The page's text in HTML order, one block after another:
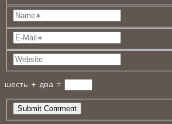
шесть + два =